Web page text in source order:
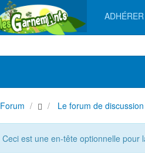
ADHÉRER
Forum Le forum de
Ceci est une en-tête optionnelle pour